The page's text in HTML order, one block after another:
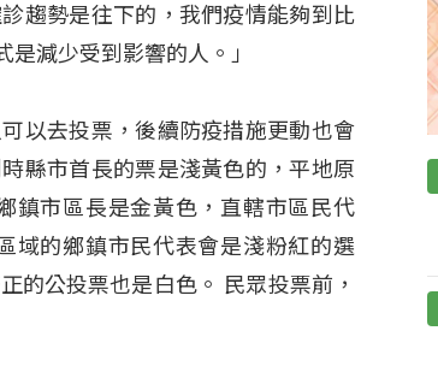
趨勢是往下的，我們疫情能夠到比
減少受到影響的人。」
以去投票，後續防疫措施更動也會
縣市首長的票是淺黃色的，平地原
鎮市區長是金黃色，直轄市區民代
域的鄉鎮市民代表會是淺粉紅的選
的公投票也是白色。 民眾投票前，